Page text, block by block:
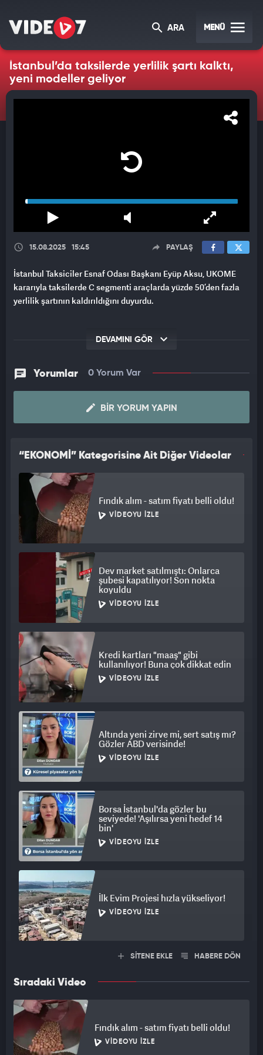
ARA MENÜ
İstanbul’da taksilerde yerlilik şartı kalktı,
yeni modeller geliyor
15.08.2025 15:45 PAYLAŞ
İstanbul Taksiciler Esnaf Odası Başkanı Eyüp Aksu, UKOME
kararıyla taksilerde C segmenti araçlarda yüzde 50’den fazla
yerlilik şartının kaldırıldığını duyurdu.
DEVAMINI GÖR
Yorumlar 0 Yorum Var
BIR YORUM YAPIN
“EKONOMİ” Kategorisine Ait Diğer Videolar
Fındık alım - satım fiyatı belli oldu!
VIDEOYU İZLE
Dev market satılmıştı: Onlarca
şubesi kapatılıyor! Son nokta
koyuldu
VIDEOYU İZLE
Kredi kartları "maaş" gibi
kullanılıyor! Buna çok dikkat edin
VIDEOYU İZLE
Altında yeni zirve mi, sert satış mı?
Gözler ABD verisinde!
VIDEOYU İZLE
Borsa İstanbul'da gözler bu
seviyede! 'Aşılırsa yeni hedef 14
bin'
VIDEOYU İZLE
İlk Evim Projesi hızla yükseliyor!
VIDEOYU İZLE
SİTENE EKLE HABERE DÖN
Sıradaki Video
Fındık alım - satım fiyatı belli oldu!
VIDEOYU İZLE